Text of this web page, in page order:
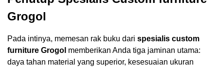
Grogol
Pada intinya, memesan rak buku dari spesialis custom
furniture Grogol memberikan Anda tiga jaminan utama:
daya tahan material yang superior, kesesuaian ukuran